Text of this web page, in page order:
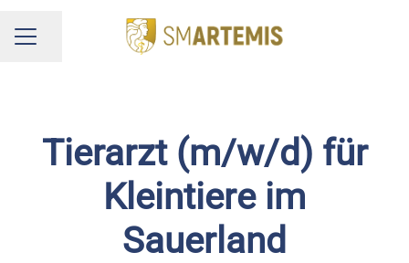
KARRIEREMENÜ
Seite teilen
Tierarzt (m/w/d) für
Kleintiere im
Sauerland